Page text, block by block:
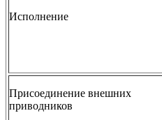
Исполнение
Присоединение внешних
приводников